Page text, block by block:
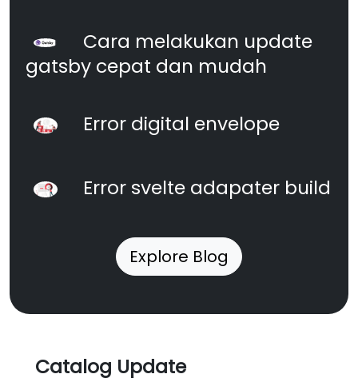
Cara melakukan update
gatsby cepat dan mudah
Error digital envelope
Error svelte adapater build
Explore Blog
Catalog Update